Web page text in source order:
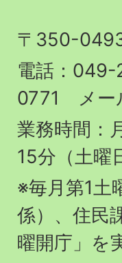
〒350-
電話：
0771 メー
業務時間：
15分（土曜
※毎月第1土
係）、住民
曜開庁」を